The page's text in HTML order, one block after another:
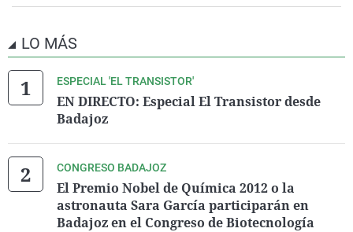
LO MÁS
ESPECIAL 'EL TRANSISTOR'
EN DIRECTO: Especial El Transistor desde
Badajoz
CONGRESO BADAJOZ
El Premio Nobel de Química 2012 o la
astronauta Sara García participarán en
Badajoz en el Congreso de Biotecnología